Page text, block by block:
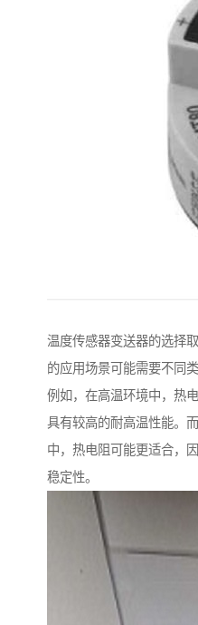
温度传感器变送器的选择
的应用场景可能需要不同
例如，在高温环境中，热
具有较高的耐高温性能。
中，热电阻可能更适合，
稳定性。